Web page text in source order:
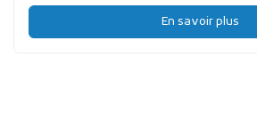
En savoir plus